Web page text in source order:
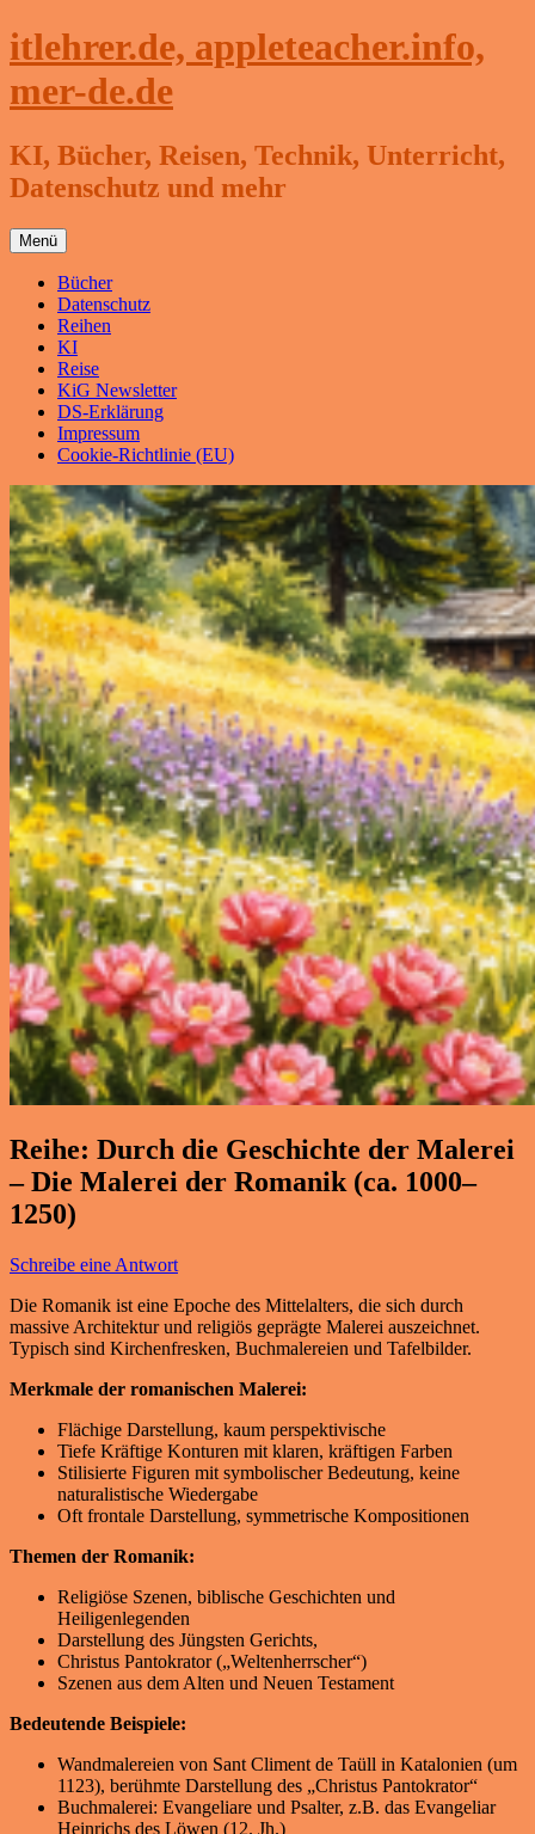
Zum
Inhalt
itlehrer.de, appleteacher.info,
mer-de.de
KI, Bücher, Reisen, Technik, Unterricht,
Datenschutz und mehr
Menü
Bücher
Datenschutz
Reihen
KI
Reise
KiG Newsletter
DS-Erklärung
Impressum
Cookie-Richtlinie (EU)
Reihe: Durch die Geschichte der Malerei
– Die Malerei der Romanik (ca. 1000–
1250)
Schreibe eine Antwort
Die Romanik ist eine Epoche des Mittelalters, die sich durch
massive Architektur und religiös geprägte Malerei auszeichnet.
Typisch sind Kirchenfresken, Buchmalereien und Tafelbilder.
Merkmale der romanischen Malerei:
Flächige Darstellung, kaum perspektivische
Tiefe Kräftige Konturen mit klaren, kräftigen Farben
Stilisierte Figuren mit symbolischer Bedeutung, keine
naturalistische Wiedergabe
Oft frontale Darstellung, symmetrische Kompositionen
Themen der Romanik:
Religiöse Szenen, biblische Geschichten und
Heiligenlegenden
Darstellung des Jüngsten Gerichts,
Christus Pantokrator („Weltenherrscher“)
Szenen aus dem Alten und Neuen Testament
Bedeutende Beispiele:
Wandmalereien von Sant Climent de Taüll in Katalonien (um
1123), berühmte Darstellung des „Christus Pantokrator“
Buchmalerei: Evangeliare und Psalter, z.B. das Evangeliar
Heinrichs des Löwen (12. Jh.)